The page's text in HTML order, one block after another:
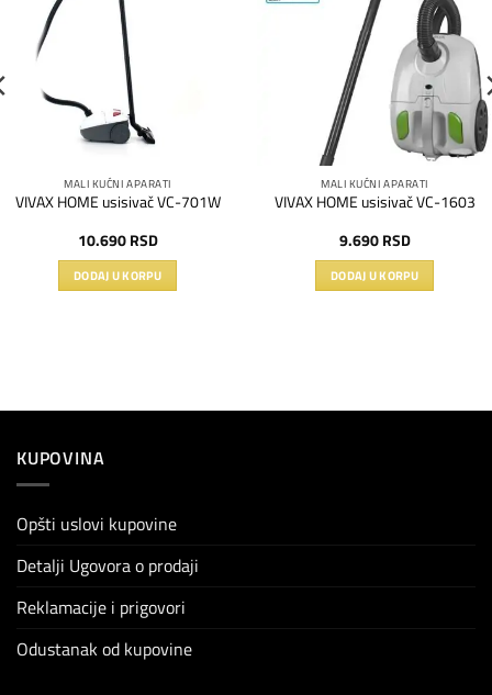
MALI KUĆNI APARATI
VIVAX HOME usisivač VC-701W
10.690 RSD
DODAJ U KORPU
listu
želja
MALI KUĆNI APARATI
VIVAX HOME usisivač VC-1603
9.690 RSD
DODAJ U KORPU
KUPOVINA
Opšti uslovi kupovine
Detalji Ugovora o prodaji
Reklamacije i prigovori
Odustanak od kupovine